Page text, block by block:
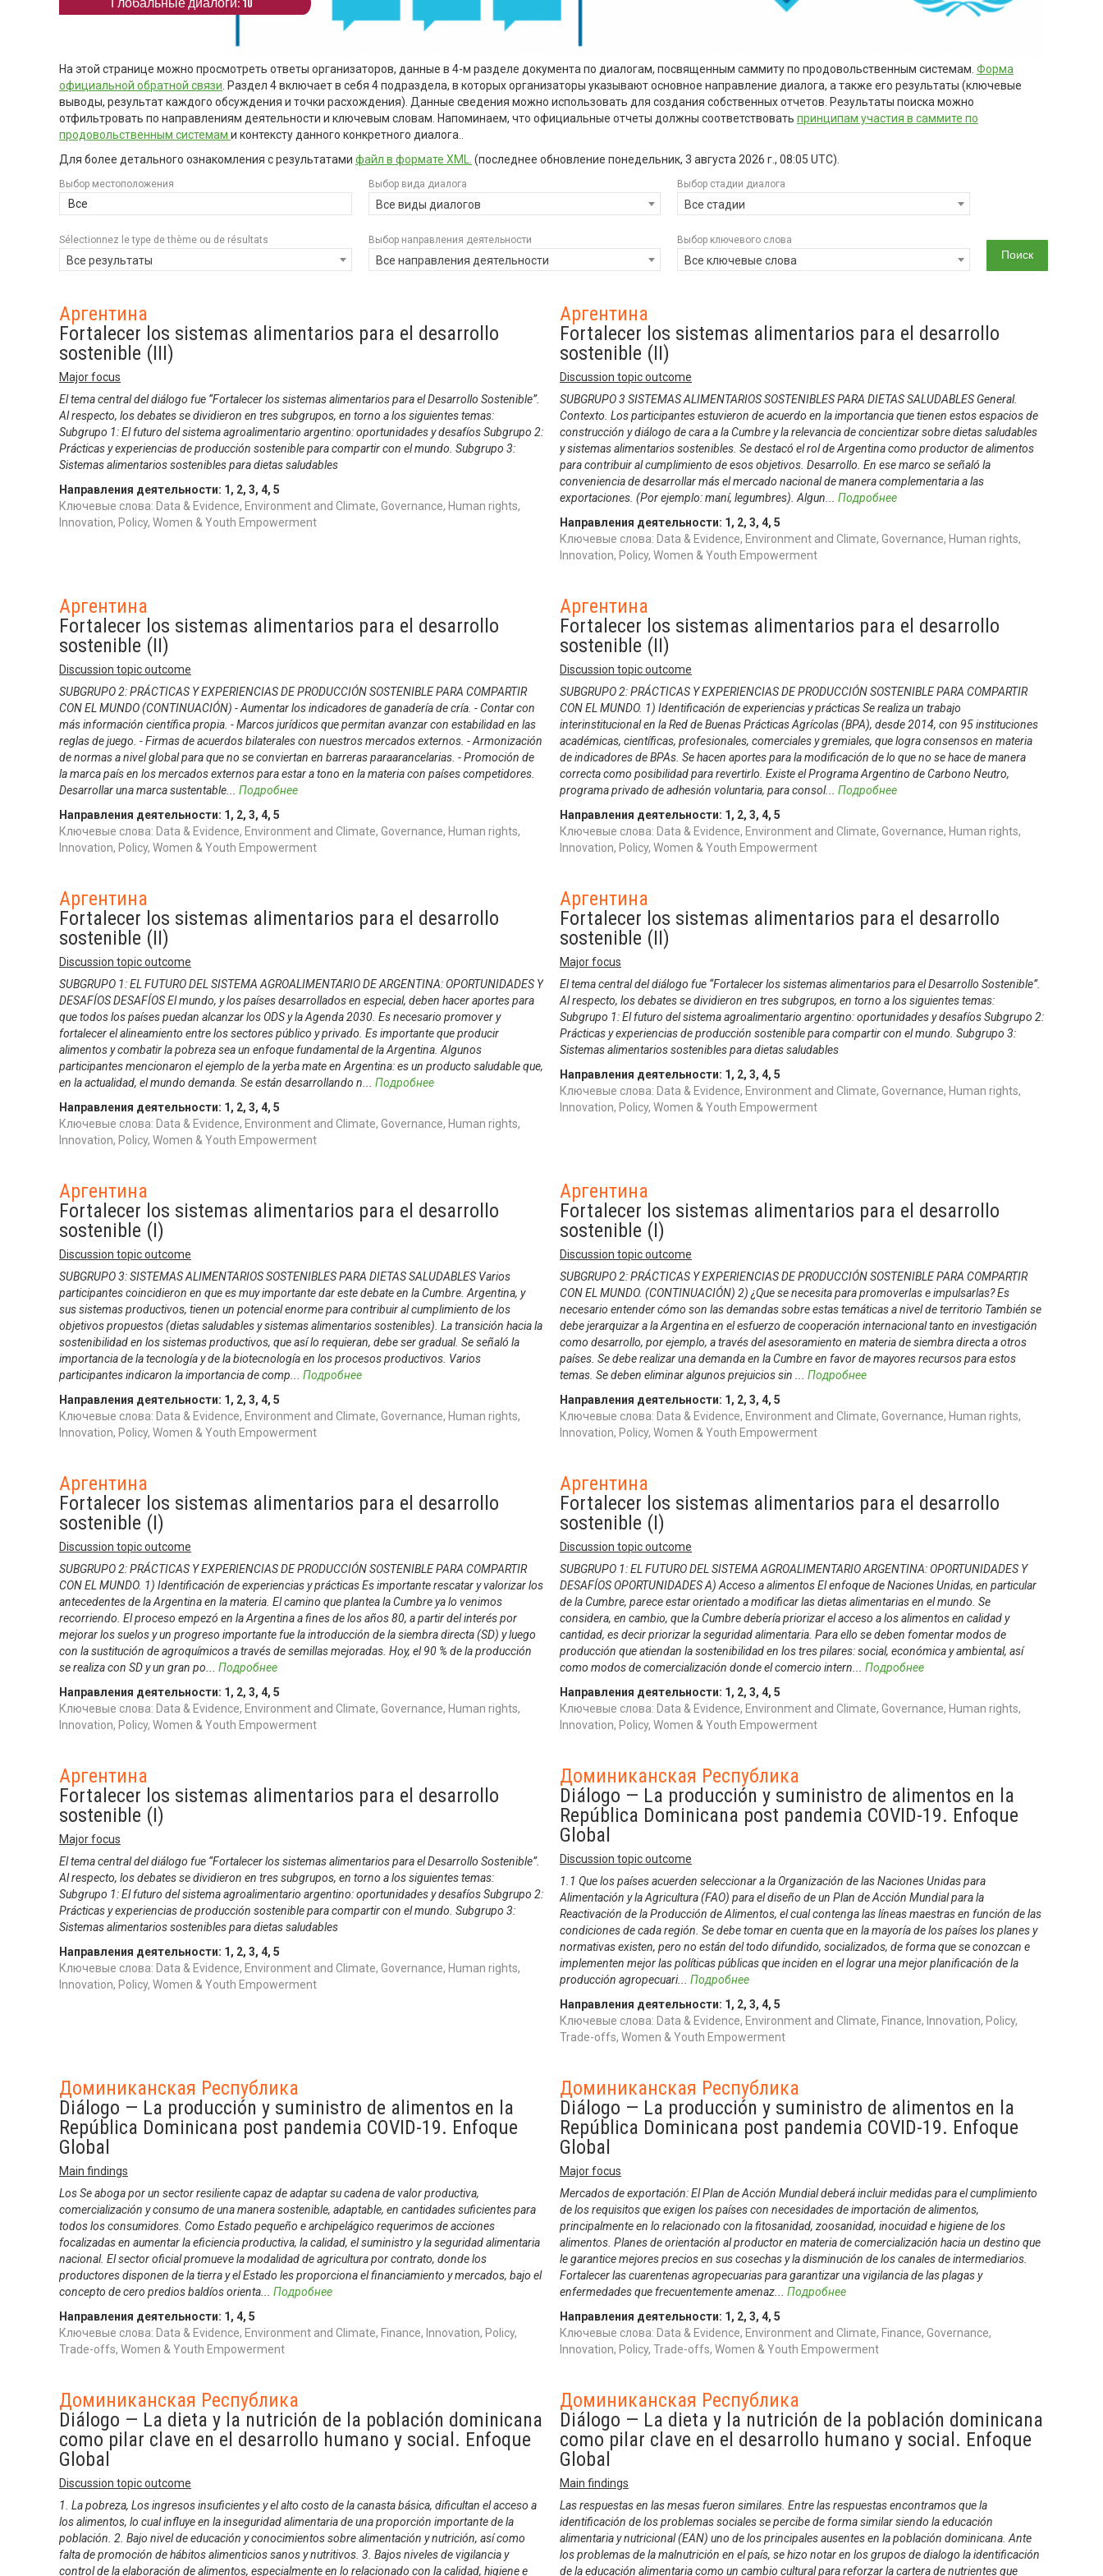
Глобальные диалоги: 10
На этой странице можно просмотреть ответы организаторов, данные в 4-м разделе документа по диалогам, посвященным саммиту по продовольственным системам. Форма
официальной обратной связи. Раздел 4 включает в себя 4 подраздела, в которых организаторы указывают основное направление диалога, а также его результаты (ключевые
выводы, результат каждого обсуждения и точки расхождения). Данные сведения можно использовать для создания собственных отчетов. Результаты поиска можно
отфильтровать по направлениям деятельности и ключевым словам. Напоминаем, что официальные отчеты должны соответствовать принципам участия в саммите по
продовольственным системам и контексту данного конкретного диалога..
Для более детального ознакомления с результатами файл в формате XML. (последнее обновление понедельник, 3 августа 2026 г., 08:05 UTC).
Выбор местоположения
Все
Выбор вида диалога
Все виды диалогов
Выбор стадии диалога
Все стадии
Sélectionnez le type de thème ou de résultats
Все результаты
Выбор направления деятельности
Все направления деятельности
Выбор ключевого слова
Все ключевые слова
Аргентина
Fortalecer los sistemas alimentarios para el desarrollo
sostenible (III)
Major focus
El tema central del diálogo fue “Fortalecer los sistemas alimentarios para el Desarrollo Sostenible”.
Al respecto, los debates se dividieron en tres subgrupos, en torno a los siguientes temas:
Subgrupo 1: El futuro del sistema agroalimentario argentino: oportunidades y desafíos Subgrupo 2:
Prácticas y experiencias de producción sostenible para compartir con el mundo. Subgrupo 3:
Sistemas alimentarios sostenibles para dietas saludables
Направления деятельности: 1 , 2, 3, 4, 5
Ключевые слова: Data & Evidence, Environment and Climate, Governance, Human rights,
Innovation, Policy, Women & Youth Empowerment
Аргентина
Fortalecer los sistemas alimentarios para el desarrollo
sostenible (II)
Discussion topic outcome
SUBGRUPO 3 SISTEMAS ALIMENTARIOS SOSTENIBLES PARA DIETAS SALUDABLES General.
Contexto. Los participantes estuvieron de acuerdo en la importancia que tienen estos espacios de
construcción y diálogo de cara a la Cumbre y la relevancia de concientizar sobre dietas saludables
y sistemas alimentarios sostenibles. Se destacó el rol de Argentina como productor de alimentos
para contribuir al cumplimiento de esos objetivos. Desarrollo. En ese marco se señaló la
conveniencia de desarrollar más el mercado nacional de manera complementaria a las
exportaciones. (Por ejemplo: maní, legumbres). Algun... Подробнее
Направления деятельности: 1 , 2, 3, 4, 5
Ключевые слова: Data & Evidence, Environment and Climate, Governance, Human rights,
Innovation, Policy, Women & Youth Empowerment
Аргентина
Fortalecer los sistemas alimentarios para el desarrollo
sostenible (II)
Discussion topic outcome
SUBGRUPO 2: PRÁCTICAS Y EXPERIENCIAS DE PRODUCCIÓN SOSTENIBLE PARA COMPARTIR
CON EL MUNDO (CONTINUACIÓN) - Aumentar los indicadores de ganadería de cría. - Contar con
más información científica propia. - Marcos jurídicos que permitan avanzar con estabilidad en las
reglas de juego. - Firmas de acuerdos bilaterales con nuestros mercados externos. - Armonización
de normas a nivel global para que no se conviertan en barreras paraarancelarias. - Promoción de
la marca país en los mercados externos para estar a tono en la materia con países competidores.
Desarrollar una marca sustentable... Подробнее
Направления деятельности: 1 , 2, 3, 4, 5
Ключевые слова: Data & Evidence, Environment and Climate, Governance, Human rights,
Innovation, Policy, Women & Youth Empowerment
Аргентина
Fortalecer los sistemas alimentarios para el desarrollo
sostenible (II)
Discussion topic outcome
SUBGRUPO 2: PRÁCTICAS Y EXPERIENCIAS DE PRODUCCIÓN SOSTENIBLE PARA COMPARTIR
CON EL MUNDO. 1) Identificación de experiencias y prácticas Se realiza un trabajo
interinstitucional en la Red de Buenas Prácticas Agrícolas (BPA), desde 2014, con 95 instituciones
académicas, científicas, profesionales, comerciales y gremiales, que logra consensos en materia
de indicadores de BPAs. Se hacen aportes para la modificación de lo que no se hace de manera
correcta como posibilidad para revertirlo. Existe el Programa Argentino de Carbono Neutro,
programa privado de adhesión voluntaria, para consol... Подробнее
Направления деятельности: 1 , 2, 3, 4, 5
Ключевые слова: Data & Evidence, Environment and Climate, Governance, Human rights,
Innovation, Policy, Women & Youth Empowerment
Аргентина
Fortalecer los sistemas alimentarios para el desarrollo
sostenible (II)
Discussion topic outcome
SUBGRUPO 1: EL FUTURO DEL SISTEMA AGROALIMENTARIO DE ARGENTINA: OPORTUNIDADES Y
DESAFÍOS DESAFÍOS El mundo, y los países desarrollados en especial, deben hacer aportes para
que todos los países puedan alcanzar los ODS y la Agenda 2030. Es necesario promover y
fortalecer el alineamiento entre los sectores público y privado. Es importante que producir
alimentos y combatir la pobreza sea un enfoque fundamental de la Argentina. Algunos
participantes mencionaron el ejemplo de la yerba mate en Argentina: es un producto saludable que,
en la actualidad, el mundo demanda. Se están desarrollando n... Подробнее
Направления деятельности: 1 , 2, 3, 4, 5
Ключевые слова: Data & Evidence, Environment and Climate, Governance, Human rights,
Innovation, Policy, Women & Youth Empowerment
Аргентина
Fortalecer los sistemas alimentarios para el desarrollo
sostenible (II)
Major focus
El tema central del diálogo fue “Fortalecer los sistemas alimentarios para el Desarrollo Sostenible”.
Al respecto, los debates se dividieron en tres subgrupos, en torno a los siguientes temas:
Subgrupo 1: El futuro del sistema agroalimentario argentino: oportunidades y desafíos Subgrupo 2:
Prácticas y experiencias de producción sostenible para compartir con el mundo. Subgrupo 3:
Sistemas alimentarios sostenibles para dietas saludables
Направления деятельности: 1 , 2, 3, 4, 5
Ключевые слова: Data & Evidence, Environment and Climate, Governance, Human rights,
Innovation, Policy, Women & Youth Empowerment
Аргентина
Fortalecer los sistemas alimentarios para el desarrollo
sostenible (I)
Discussion topic outcome
SUBGRUPO 3: SISTEMAS ALIMENTARIOS SOSTENIBLES PARA DIETAS SALUDABLES Varios
participantes coincidieron en que es muy importante dar este debate en la Cumbre. Argentina, y
sus sistemas productivos, tienen un potencial enorme para contribuir al cumplimiento de los
objetivos propuestos (dietas saludables y sistemas alimentarios sostenibles). La transición hacia la
sostenibilidad en los sistemas productivos, que así lo requieran, debe ser gradual. Se señaló la
importancia de la tecnología y de la biotecnología en los procesos productivos. Varios
participantes indicaron la importancia de comp... Подробнее
Направления деятельности: 1 , 2, 3, 4, 5
Ключевые слова: Data & Evidence, Environment and Climate, Governance, Human rights,
Innovation, Policy, Women & Youth Empowerment
Аргентина
Fortalecer los sistemas alimentarios para el desarrollo
sostenible (I)
Discussion topic outcome
SUBGRUPO 2: PRÁCTICAS Y EXPERIENCIAS DE PRODUCCIÓN SOSTENIBLE PARA COMPARTIR
CON EL MUNDO. (CONTINUACIÓN) 2) ¿Que se necesita para promoverlas e impulsarlas? Es
necesario entender cómo son las demandas sobre estas temáticas a nivel de territorio También se
debe jerarquizar a la Argentina en el esfuerzo de cooperación internacional tanto en investigación
como desarrollo, por ejemplo, a través del asesoramiento en materia de siembra directa a otros
países. Se debe realizar una demanda en la Cumbre en favor de mayores recursos para estos
temas. Se deben eliminar algunos prejuicios sin ... Подробнее
Направления деятельности: 1 , 2, 3, 4, 5
Ключевые слова: Data & Evidence, Environment and Climate, Governance, Human rights,
Innovation, Policy, Women & Youth Empowerment
Аргентина
Fortalecer los sistemas alimentarios para el desarrollo
sostenible (I)
Discussion topic outcome
SUBGRUPO 2: PRÁCTICAS Y EXPERIENCIAS DE PRODUCCIÓN SOSTENIBLE PARA COMPARTIR
CON EL MUNDO. 1) Identificación de experiencias y prácticas Es importante rescatar y valorizar los
antecedentes de la Argentina en la materia. El camino que plantea la Cumbre ya lo venimos
recorriendo. El proceso empezó en la Argentina a fines de los años 80, a partir del interés por
mejorar los suelos y un progreso importante fue la introducción de la siembra directa (SD) y luego
con la sustitución de agroquímicos a través de semillas mejoradas. Hoy, el 90 % de la producción
se realiza con SD y un gran po... Подробнее
Направления деятельности: 1 , 2, 3, 4, 5
Ключевые слова: Data & Evidence, Environment and Climate, Governance, Human rights,
Innovation, Policy, Women & Youth Empowerment
Аргентина
Fortalecer los sistemas alimentarios para el desarrollo
sostenible (I)
Discussion topic outcome
SUBGRUPO 1: EL FUTURO DEL SISTEMA AGROALIMENTARIO ARGENTINA: OPORTUNIDADES Y
DESAFÍOS OPORTUNIDADES A) Acceso a alimentos El enfoque de Naciones Unidas, en particular
de la Cumbre, parece estar orientado a modificar las dietas alimentarias en el mundo. Se
considera, en cambio, que la Cumbre debería priorizar el acceso a los alimentos en calidad y
cantidad, es decir priorizar la seguridad alimentaria. Para ello se deben fomentar modos de
producción que atiendan la sostenibilidad en los tres pilares: social, económica y ambiental, así
como modos de comercialización donde el comercio intern... Подробнее
Направления деятельности: 1 , 2, 3, 4, 5
Ключевые слова: Data & Evidence, Environment and Climate, Governance, Human rights,
Innovation, Policy, Women & Youth Empowerment
Аргентина
Fortalecer los sistemas alimentarios para el desarrollo
sostenible (I)
Major focus
El tema central del diálogo fue “Fortalecer los sistemas alimentarios para el Desarrollo Sostenible”.
Al respecto, los debates se dividieron en tres subgrupos, en torno a los siguientes temas:
Subgrupo 1: El futuro del sistema agroalimentario argentino: oportunidades y desafíos Subgrupo 2:
Prácticas y experiencias de producción sostenible para compartir con el mundo. Subgrupo 3:
Sistemas alimentarios sostenibles para dietas saludables
Направления деятельности: 1 , 2, 3, 4, 5
Ключевые слова: Data & Evidence, Environment and Climate, Governance, Human rights,
Innovation, Policy, Women & Youth Empowerment
Доминиканская Республика
Diálogo — La producción y suministro de alimentos en la
República Dominicana post pandemia COVID-19. Enfoque
Global
Discussion topic outcome
1.1 Que los países acuerden seleccionar a la Organización de las Naciones Unidas para
Alimentación y la Agricultura (FAO) para el diseño de un Plan de Acción Mundial para la
Reactivación de la Producción de Alimentos, el cual contenga las líneas maestras en función de las
condiciones de cada región. Se debe tomar en cuenta que en la mayoría de los países los planes y
normativas existen, pero no están del todo difundido, socializados, de forma que se conozcan e
implementen mejor las políticas públicas que inciden en el lograr una mejor planificación de la
producción agropecuari... Подробнее
Направления деятельности: 1 , 2, 3, 4, 5
Ключевые слова: Data & Evidence, Environment and Climate, Finance, Innovation, Policy,
Trade-offs, Women & Youth Empowerment
Доминиканская Республика
Diálogo — La producción y suministro de alimentos en la
República Dominicana post pandemia COVID-19. Enfoque
Global
Main findings
Los Se aboga por un sector resiliente capaz de adaptar su cadena de valor productiva,
comercialización y consumo de una manera sostenible, adaptable, en cantidades suficientes para
todos los consumidores. Como Estado pequeño e archipelágico requerimos de acciones
focalizadas en aumentar la eficiencia productiva, la calidad, el suministro y la seguridad alimentaria
nacional. El sector oficial promueve la modalidad de agricultura por contrato, donde los
productores disponen de la tierra y el Estado les proporciona el financiamiento y mercados, bajo el
concepto de cero predios baldíos orienta... Подробнее
Направления деятельности: 1 , 4, 5
Ключевые слова: Data & Evidence, Environment and Climate, Finance, Innovation, Policy,
Trade-offs, Women & Youth Empowerment
Доминиканская Республика
Diálogo — La producción y suministro de alimentos en la
República Dominicana post pandemia COVID-19. Enfoque
Global
Major focus
Mercados de exportación: El Plan de Acción Mundial deberá incluir medidas para el cumplimiento
de los requisitos que exigen los países con necesidades de importación de alimentos,
principalmente en lo relacionado con la fitosanidad, zoosanidad, inocuidad e higiene de los
alimentos. Planes de orientación al productor en materia de comercialización hacia un destino que
le garantice mejores precios en sus cosechas y la disminución de los canales de intermediarios.
Fortalecer las cuarentenas agropecuarias para garantizar una vigilancia de las plagas y
enfermedades que frecuentemente amenaz... Подробнее
Направления деятельности: 1 , 2, 3, 4, 5
Ключевые слова: Data & Evidence, Environment and Climate, Finance, Governance,
Innovation, Policy, Trade-offs, Women & Youth Empowerment
Доминиканская Республика
Diálogo — La dieta y la nutrición de la población dominicana
como pilar clave en el desarrollo humano y social. Enfoque
Global
Discussion topic outcome
1. La pobreza, Los ingresos insuficientes y el alto costo de la canasta básica, dificultan el acceso a
los alimentos, lo cual influye en la inseguridad alimentaria de una proporción importante de la
población. 2. Bajo nivel de educación y conocimientos sobre alimentación y nutrición, así como
falta de promoción de hábitos alimenticios sanos y nutritivos. 3. Bajos niveles de vigilancia y
control de la elaboración de alimentos, especialmente en lo relacionado con la calidad, higiene e
Доминиканская Республика
Diálogo — La dieta y la nutrición de la población dominicana
como pilar clave en el desarrollo humano y social. Enfoque
Global
Main findings
Las respuestas en las mesas fueron similares. Entre las respuestas encontramos que la
identificación de los problemas sociales se percibe de forma similar siendo la educación
alimentaria y nutricional (EAN) uno de los principales ausentes en la población dominicana. Ante
los problemas de la malnutrición en el país, se hizo notar en los grupos de dialogo la identificación
de la educación alimentaria como un cambio cultural para reforzar la cartera de nutrientes que